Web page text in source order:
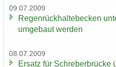
09.07.2009
Re­gen­rück­hal­te­be­cken
um­ge­baut wer­den
08.07.2009
Er­satz für Schre­ber­brü­cke